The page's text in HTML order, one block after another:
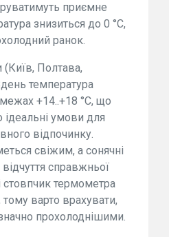
приємне
знизиться до 0 °C,
ранок.
(Київ, Полтава,
температура
+14..+18 °C, що
умови для
відпочинку.
свіжим, а сонячні
справжньої
стовпчик термометра
тому варто врахувати,
прохолоднішими.